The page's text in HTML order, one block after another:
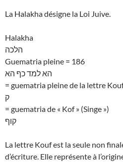
La Halakha désigne la Loi Juive.
Halakha
הלכה
Guematria pleine = 186
הא למד כף הא
= guematria pleine de la lettre
ק
= guematria de « Kof » (Singe »)
קוף
La lettre Kouf est la seule non
d’écriture. Elle représente à